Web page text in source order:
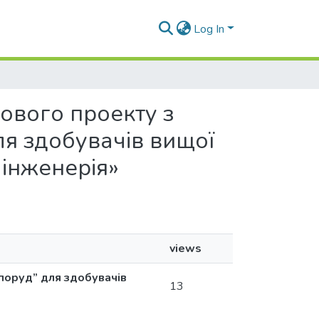
Log In
проекту з
здобувачів вищої
views
для здобувачів
13